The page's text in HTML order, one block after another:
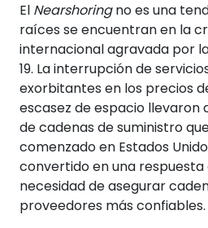
El Nearshoringno es una
raíces se encuentran en la
internacional agravada por
19. La interrupción de
exorbitantes en los precios
escasez de espacio llevaron
de cadenas de suministro
comenzado en Estados
convertido en una
necesidad de asegurar
proveedores más confiables.